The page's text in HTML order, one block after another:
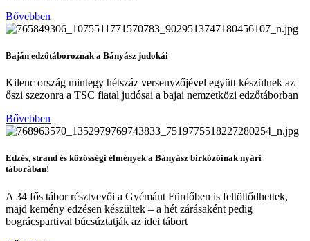
Bővebben
Baján edzőtáboroznak a Bányász judokái
Kilenc ország mintegy hétszáz versenyzőjével együtt készülnek az
őszi szezonra a TSC fiatal judósai a bajai nemzetközi edzőtáborban
Bővebben
Edzés, strand és közösségi élmények a Bányász birkózóinak nyári
táborában!
A 34 fős tábor résztvevői a Gyémánt Fürdőben is feltöltődhettek,
majd kemény edzésen készültek – a hét zárásaként pedig
bográcspartival búcsúztatják az idei tábort